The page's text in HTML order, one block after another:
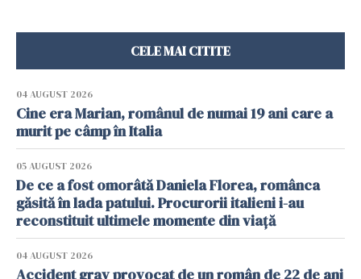
CELE MAI CITITE
04 AUGUST 2026
Cine era Marian, românul de numai 19 ani care a
murit pe câmp în Italia
05 AUGUST 2026
De ce a fost omorâtă Daniela Florea, românca
găsită în lada patului. Procurorii italieni i-au
reconstituit ultimele momente din viață
04 AUGUST 2026
Accident grav provocat de un român de 22 de ani